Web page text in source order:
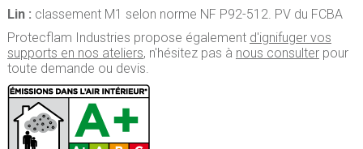
Lin : classement M1 selon norme NF P92-512. PV du FCBA
Protecflam Industries propose également d'ignifuger vos
supports en nos ateliers, n'hésitez pas à nous consulterpour
toute demande ou devis.